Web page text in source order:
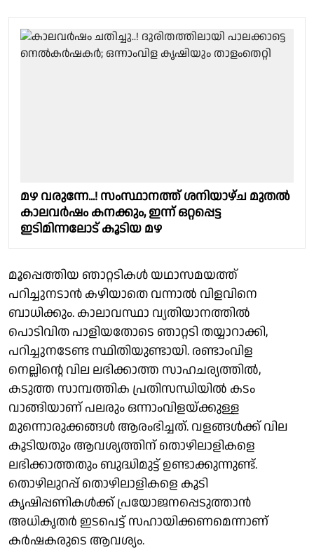
മഴ വരുന്നേ...! സംസ്ഥാനത്ത് ശനിയാഴ്ച മുതൽ
കാലവർഷം കനക്കും, ഇന്ന് ഒറ്റപ്പെട്ട
ഇടിമിന്നലോട് കൂടിയ മഴ
മൂപ്പെത്തിയ ഞാറ്റടികൾ യഥാസമയത്ത്
പറിച്ചുനടാൻ കഴിയാതെ വന്നാൽ വിളവിനെ
ബാധിക്കും. കാലാവസ്ഥാ വ്യതിയാനത്തിൽ
പൊടിവിത പാളിയതോടെ ഞാറ്റടി തയ്യാറാക്കി,
പറിച്ചുനടേണ്ട സ്ഥിതിയുണ്ടായി. രണ്ടാംവിള
നെല്ലിൻ്റെ വില ലഭിക്കാത്ത സാഹചര്യത്തിൽ,
കടുത്ത സാമ്പത്തിക പ്രതിസന്ധിയിൽ കടം
വാങ്ങിയാണ് പലരും ഒന്നാംവിളയ്ക്കുള്ള
മുന്നൊരുക്കങ്ങൾ ആരംഭിച്ചത്. വളങ്ങൾക്ക് വില
കൂടിയതും ആവശ്യത്തിന് തൊഴിലാളികളെ
ലഭിക്കാത്തതും ബുദ്ധിമുട്ട് ഉണ്ടാക്കുന്നുണ്ട്.
തൊഴിലുറപ്പ് തൊഴിലാളികളെ കൂടി
കൃഷിപ്പണികൾക്ക് പ്രയോജനപ്പെടുത്താൻ
അധികൃതർ ഇടപെട്ട് സഹായിക്കണമെന്നാണ്
കർഷകരുടെ ആവശ്യം.